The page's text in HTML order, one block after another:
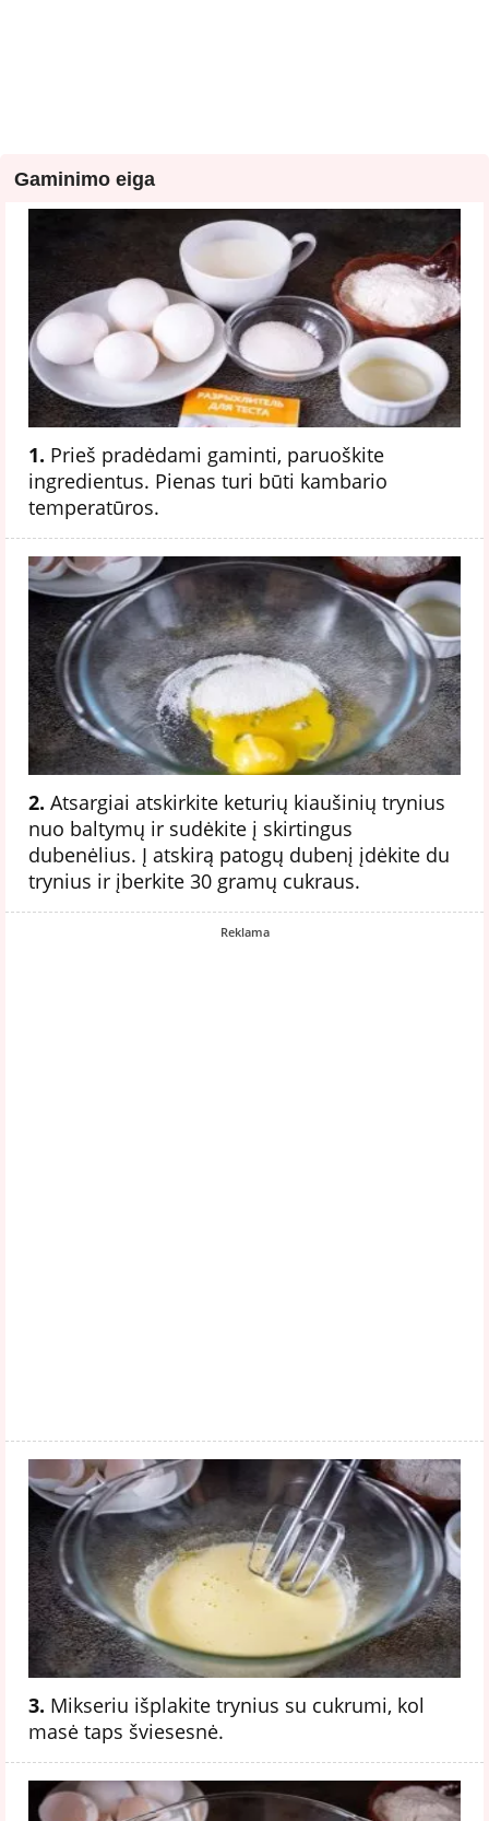
Gaminimo eiga
1. Prieš pradėdami gaminti, paruoškite
ingredientus. Pienas turi būti kambario
temperatūros.
2. Atsargiai atskirkite keturių kiaušinių trynius
nuo baltymų ir sudėkite į skirtingus
dubenėlius. Į atskirą patogų dubenį įdėkite du
trynius ir įberkite 30 gramų cukraus.
Reklama
3. Mikseriu išplakite trynius su cukrumi, kol
masė taps šviesesnė.